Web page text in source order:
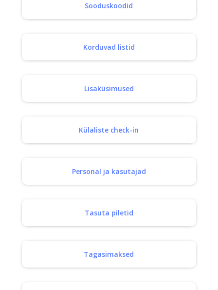
Sooduskoodid
Korduvad listid
Lisaküsimused
Külaliste check-in
Personal ja kasutajad
Tasuta piletid
Tagasimaksed